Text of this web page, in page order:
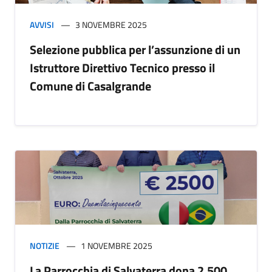
AVVISI 3 NOVEMBRE 2025
Selezione pubblica per l’assunzione di un
Istruttore Direttivo Tecnico presso il
Comune di Casalgrande
NOTIZIE 1 NOVEMBRE 2025